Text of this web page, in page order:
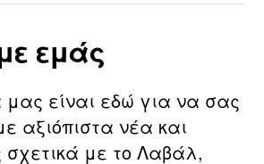
εμάς
μας είναι εδώ για να σας
αξιόπιστα νέα και
με τo Λαβάλ,